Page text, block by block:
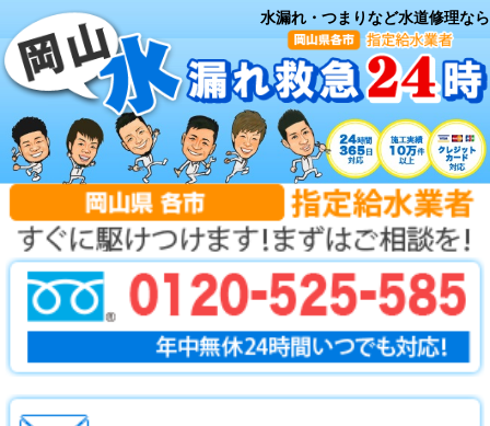
水漏れ・つまりなど水道修理なら